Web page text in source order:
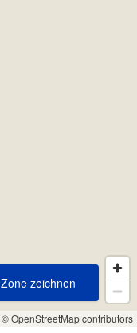
© OpenStreetMap contributors
Zone zeichnen
Zone zeichnen